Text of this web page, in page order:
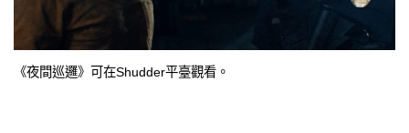
《夜間巡邏》可在Shudder平臺觀看。